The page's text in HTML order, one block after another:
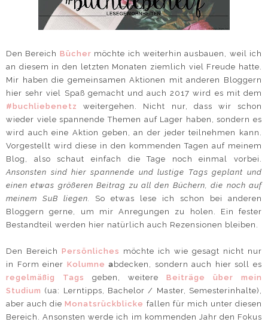
Den Bereich Bücher möchte ich weiterhin ausbauen, weil ich
an diesem in den letzten Monaten ziemlich viel Freude hatte.
Mir haben die gemeinsamen Aktionen mit anderen Bloggern
hier sehr viel Spaß gemacht und auch 2017 wird es mit dem
#buchliebenetzweitergehen. Nicht nur, dass wir schon
wieder viele spannende Themen auf Lager haben, sondern es
wird auch eine Aktion geben, an der jeder teilnehmen kann.
Vorgestellt wird diese in den kommenden Tagen auf meinem
Blog, also schaut einfach die Tage noch einmal vorbei.
Ansonsten sind hier spannende und lustige Tags geplant und
einen etwas größeren Beitrag zu all den Büchern, die noch auf
meinem SuB liegen.
So etwas lese ich schon bei anderen
Bloggern gerne, um mir Anregungen zu holen. Ein fester
Bestandteil werden hier natürlich auch Rezensionen bleiben.
Den Bereich Persönliches möchte ich wie gesagt nicht nur
in Form einer Kolumneabdecken, sondern auch hier soll es
regelmäßig Tags
geben, weitere Beiträge über mein
Studium (ua: Lerntipps, Bachelor / Master, Semesterinhalte),
aber auch dieMonatsrückblicke fallen für mich unter diesen
Bereich. Ansonsten werde ich im kommenden Jahr den Fokus